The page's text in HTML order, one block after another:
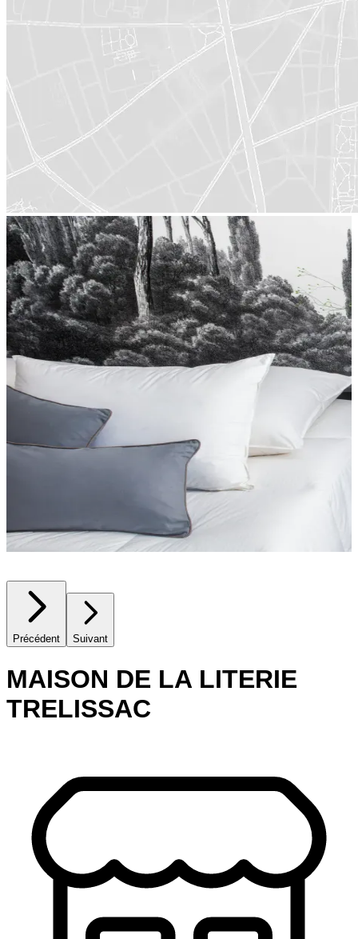
Précédent Suivant
MAISON DE LA LITERIE
TRELISSAC